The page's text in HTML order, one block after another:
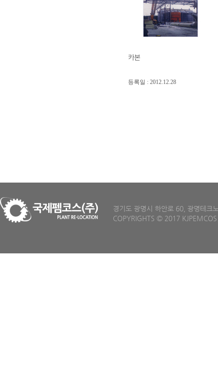
카본
등록일 : 2012.12.28
경기도 광명시 하안로 60, 광명테
COPYRIGHTS © 2017